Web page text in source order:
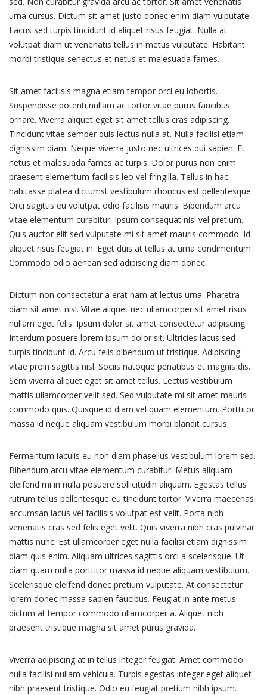
urna cursus. Dictum sit amet justo donec enim diam vulputate.
Lacus sed turpis tincidunt id aliquet risus feugiat. Nulla at
volutpat diam ut venenatis tellus in metus vulputate. Habitant
morbi tristique senectus et netus et malesuada fames.
Sit amet facilisis magna etiam tempor orci eu lobortis.
Suspendisse potenti nullam ac tortor vitae purus faucibus
ornare. Viverra aliquet eget sit amet tellus cras adipiscing.
Tincidunt vitae semper quis lectus nulla at. Nulla facilisi etiam
dignissim diam. Neque viverra justo nec ultrices dui sapien. Et
netus et malesuada fames ac turpis. Dolor purus non enim
praesent elementum facilisis leo vel fringilla. Tellus in hac
habitasse platea dictumst vestibulum rhoncus est pellentesque.
Orci sagittis eu volutpat odio facilisis mauris. Bibendum arcu
vitae elementum curabitur. Ipsum consequat nisl vel pretium.
Quis auctor elit sed vulputate mi sit amet mauris commodo. Id
aliquet risus feugiat in. Eget duis at tellus at urna condimentum.
Commodo odio aenean sed adipiscing diam donec.
Dictum non consectetur a erat nam at lectus urna. Pharetra
diam sit amet nisl. Vitae aliquet nec ullamcorper sit amet risus
nullam eget felis. Ipsum dolor sit amet consectetur adipiscing.
Interdum posuere lorem ipsum dolor sit. Ultricies lacus sed
turpis tincidunt id. Arcu felis bibendum ut tristique. Adipiscing
vitae proin sagittis nisl. Sociis natoque penatibus et magnis dis.
Sem viverra aliquet eget sit amet tellus. Lectus vestibulum
mattis ullamcorper velit sed. Sed vulputate mi sit amet mauris
commodo quis. Quisque id diam vel quam elementum. Porttitor
massa id neque aliquam vestibulum morbi blandit cursus.
Fermentum iaculis eu non diam phasellus vestibulum lorem sed.
Bibendum arcu vitae elementum curabitur. Metus aliquam
eleifend mi in nulla posuere sollicitudin aliquam. Egestas tellus
rutrum tellus pellentesque eu tincidunt tortor. Viverra maecenas
accumsan lacus vel facilisis volutpat est velit. Porta nibh
venenatis cras sed felis eget velit. Quis viverra nibh cras pulvinar
mattis nunc. Est ullamcorper eget nulla facilisi etiam dignissim
diam quis enim. Aliquam ultrices sagittis orci a scelerisque. Ut
diam quam nulla porttitor massa id neque aliquam vestibulum.
Scelerisque eleifend donec pretium vulputate. At consectetur
lorem donec massa sapien faucibus. Feugiat in ante metus
dictum at tempor commodo ullamcorper a. Aliquet nibh
praesent tristique magna sit amet purus gravida.
Viverra adipiscing at in tellus integer feugiat. Amet commodo
nulla facilisi nullam vehicula. Turpis egestas integer eget aliquet
nibh praesent tristique. Odio eu feugiat pretium nibh ipsum.